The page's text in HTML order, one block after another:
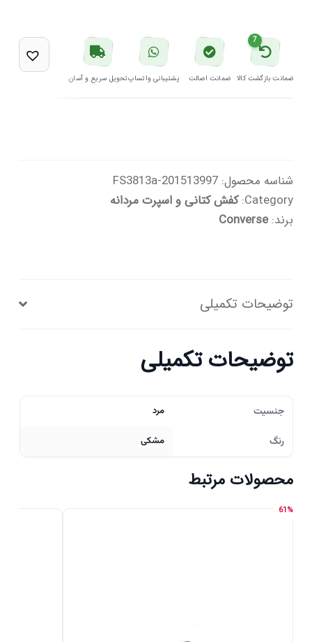
مشکی
مدل
A15625C
7
ضمانت بازگشت کالا ضمانت اصالت پشتیبانی واتساپتحویل سریع و آسان
شناسه محصول:201513997-FS3813a
Category: کفش کتانی و اسپرت مردانه
برند:Converse
توضیحات تکمیلی
توضیحات تکمیلی
جنسیت مرد
رنگ مشکی
محصولات مرتبط
61%